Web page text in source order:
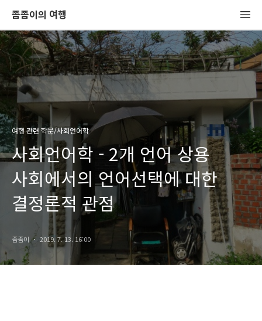
좀좀이의 여행
여행 관련 학문/사회언어학
사회언어학 - 2개 언어 상용
사회에서의 언어선택에 대한
결정론적 관점
좀좀이 2019. 7. 13. 16:00